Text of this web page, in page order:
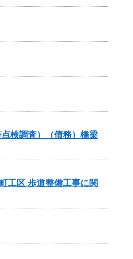
検調査）（債務）橋梁
工区 歩道整備工事に関